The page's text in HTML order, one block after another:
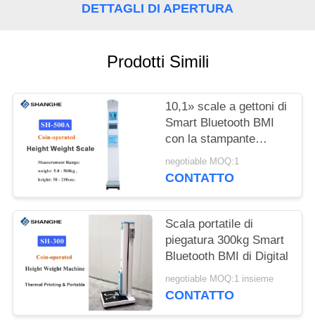
PREVENTIVO
MAPPA
DEL
SITO
PRIVACY
POLICY
DETTAGLI DI APERTURA
Prodotti Simili
10,1» scale a gettoni di
Smart Bluetooth BMI
con la stampante
termica
negotiable MOQ:1
CONTATTO
Scala portatile di
piegatura 300kg Smart
Bluetooth BMI di Digital
negotiable MOQ:1 insieme
CONTATTO